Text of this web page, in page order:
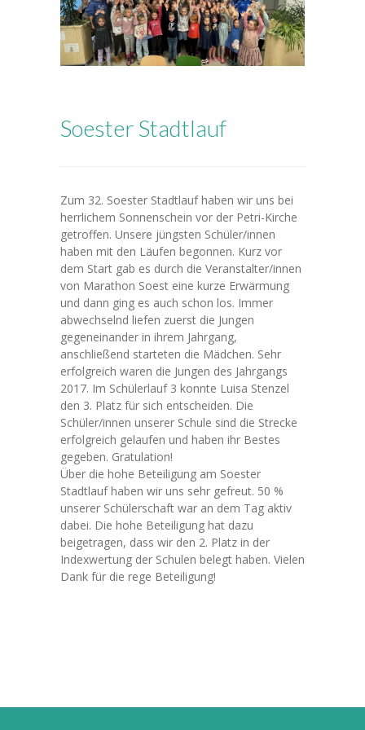
---- Leitbild
-- Unser Team
---- Kollegium
---- Sprachförderung
---- Alltagshelferin
---- OGS
---- Betreuung
---- Mitwirkung der Eltern
-- Klassen
---- Jahrgang 1
---- Jahrgang 2
---- Jahrgang 3
---- Jahrgang 4
-- Schulprogramm
---- Zahleninfo
Soester Stadtlauf
Zum 32. Soester Stadtlauf haben wir uns bei
herrlichem Sonnenschein vor der Petri-Kirche
getroffen. Unsere jüngsten Schüler/innen
haben mit den Läufen begonnen. Kurz vor
dem Start gab es durch die Veranstalter/innen
von Marathon Soest eine kurze Erwärmung
und dann ging es auch schon los. Immer
abwechselnd liefen zuerst die Jungen
gegeneinander in ihrem Jahrgang,
anschließend starteten die Mädchen. Sehr
erfolgreich waren die Jungen des Jahrgangs
2017. Im Schülerlauf 3 konnte Luisa Stenzel
den 3. Platz für sich entscheiden. Die
Schüler/innen unserer Schule sind die Strecke
erfolgreich gelaufen und haben ihr Bestes
gegeben. Gratulation!
Über die hohe Beteiligung am Soester
Stadtlauf haben wir uns sehr gefreut. 50 %
unserer Schülerschaft war an dem Tag aktiv
dabei. Die hohe Beteiligung hat dazu
beigetragen, dass wir den 2. Platz in der
Indexwertung der Schulen belegt haben. Vielen
Dank für die rege Beteiligung!